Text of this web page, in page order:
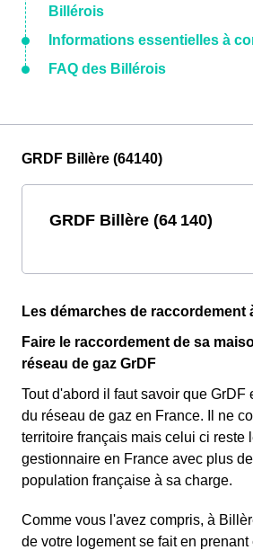
Billérois
Informations essentielles à
FAQ des Billérois
GRDF Billère (64140)
GRDF Billère (64 140)
Les démarches de raccordement
Faire le raccordement de sa
réseau de gaz GrDF
Tout d'abord il faut savoir que GrDF
du réseau de gaz en France. Il ne
territoire français mais celui ci reste
gestionnaire en France avec plus
population française à sa charge.
Comme vous l'avez compris, à
de votre logement se fait en prenant